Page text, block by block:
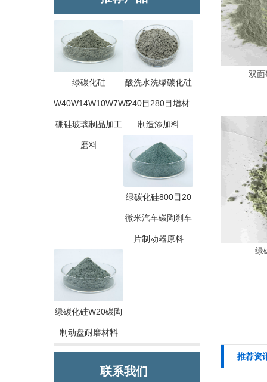
绿碳化硅
W40W14W10W7W5
硼硅玻璃制品加工
磨料
酸洗水洗绿碳化硅
240目280目增材
制造添加料
绿碳化硅800目20
微米汽车碳陶刹车
片制动器原料
绿碳化硅W20碳陶
制动盘耐磨材料
联系我们
双面
绿
推荐资